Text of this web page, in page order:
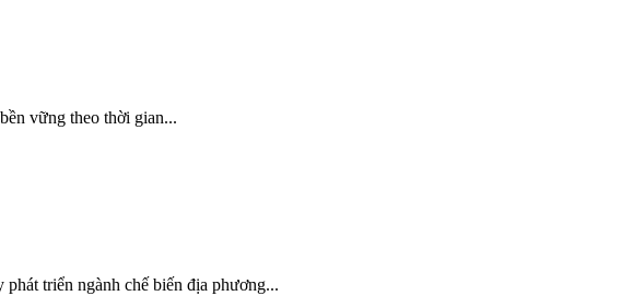
vững theo thời gian...
triển ngành chế biến địa phương...